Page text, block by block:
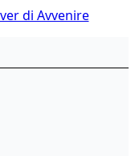
di Avvenire